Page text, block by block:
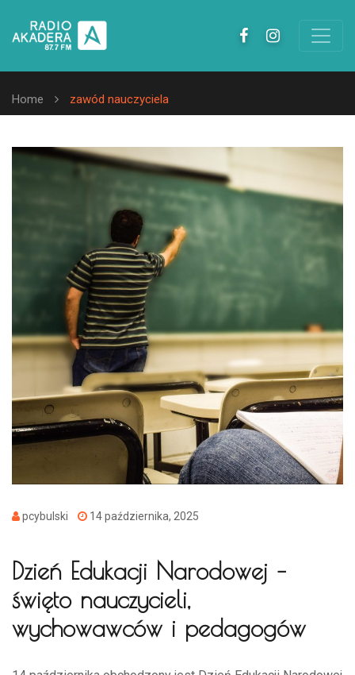
Home zawód nauczyciela
pcybulski 14 października, 2025
Dzień Edukacji Narodowej –
święto nauczycieli,
wychowawców i pedagogów